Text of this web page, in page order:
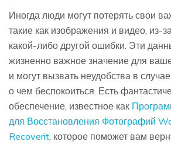
Иногда люди могут потерять свои
такие как изображения и видео, из-
какой-либо другой ошибки. Эти
жизненно важное значение для
и могут вызвать неудобства в
о чем беспокоиться. Есть
обеспечение, известное как
для Восстановления Фотографий
Recoverit, которое поможет вам